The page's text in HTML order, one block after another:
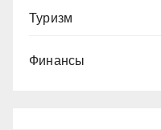
Туризм
Финансы